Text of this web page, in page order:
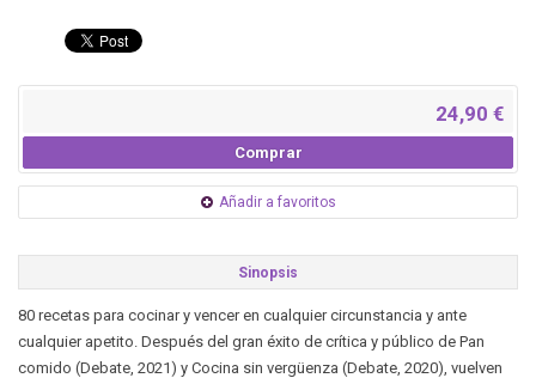
24,90 €
Comprar
Añadir a favoritos
Sinopsis
80 recetas para cocinar y vencer en cualquier circunstancia y ante
cualquier apetito. Después del gran éxito de crítica y público de Pan
comido (Debate, 2021) y Cocina sin vergüenza (Debate, 2020), vuelven